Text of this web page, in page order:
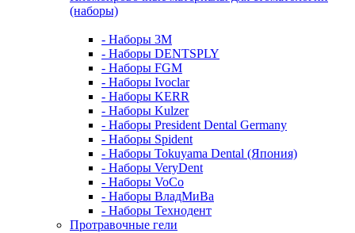
(наборы)
- Наборы 3М
- Наборы DENTSPLY
- Наборы FGM
- Наборы Ivoclar
- Наборы KERR
- Наборы Kulzer
- Наборы President Dental Germany
- Наборы Spident
- Наборы Tokuyama Dental (Япония)
- Наборы VeryDent
- Наборы VoCo
- Наборы ВладМиВа
- Наборы Технодент
Протравочные гели